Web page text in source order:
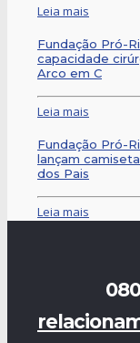
Leia mais
Fundação Pró-
capacidade
Arco em C
Leia mais
Fundação Pró-
lançam
dos Pais
Leia mais